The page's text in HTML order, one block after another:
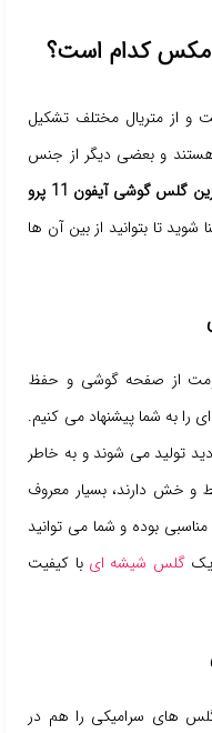
کدام است؟
و از متریال مختلف تشکیل
و بعضی دیگر از جنس
بهترین گلس گوشی آیفون 11 پرو
شوید تا بتوانید از بین آن ها
از صفحه گوشی و حفظ
به شما پیشنهاد می کنیم.
تولید می شوند و به خاطر
و خش دارند، بسیار معروف
بوده و شما می توانید
گلس شیشه ای با کیفیت
های سرامیکی را هم در